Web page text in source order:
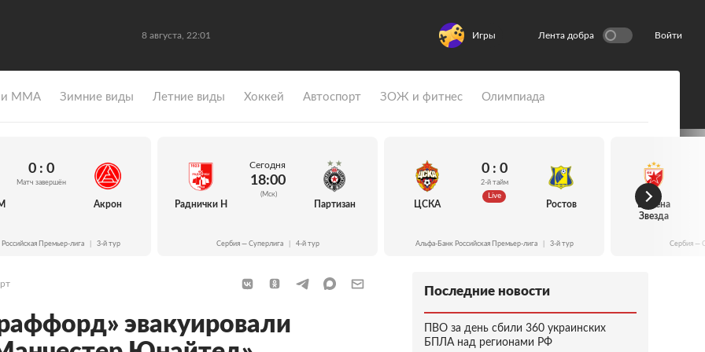
8 августа, 22:01 Игры Лента добра Войти
и ММА Зимние виды Летние виды Хоккей Автоспорт ЗОЖ и фитнес Олимпиада
0 : 0
Матч завершён
Акрон
Премьер-лига 3-й тур
Раднички Н
Сегодня
18:00
(Мск)
Партизан
Сербия — Суперлига 4-й тур
ЦСКА
0 : 0
2-й тайм
Live
Ростов
Альфа-Банк Российская Премьер-лига 3-й тур
Црвена
Звезда
Сербия —
эвакуировали
Последние новости
ПВО за день сбили 360 украинских
БПЛА над регионами РФ